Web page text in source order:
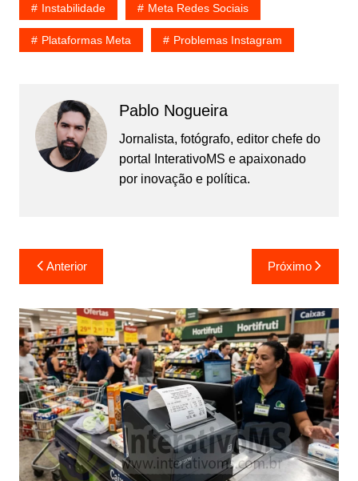
Instabilidade Meta Redes Sociais
Plataformas Meta Problemas Instagram
Pablo Nogueira
Jornalista, fotógrafo, editor chefe do
portal InterativoMS e apaixonado
por inovação e política.
Navegação
de
Post
Anterior Próximo